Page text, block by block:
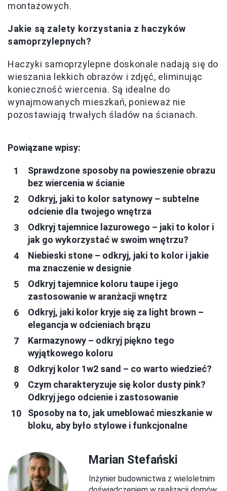
montażowych.
Jakie są zalety korzystania z haczyków
samoprzylepnych?
Haczyki samoprzylepne doskonale nadają się do
wieszania lekkich obrazów i zdjęć, eliminując
konieczność wiercenia. Są idealne do
wynajmowanych mieszkań, ponieważ nie
pozostawiają trwałych śladów na ścianach.
Powiązane wpisy:
Sprawdzone sposoby na powieszenie obrazu
bez wiercenia w ścianie
Odkryj, jaki to kolor satynowy – subtelne
odcienie dla twojego wnętrza
Odkryj tajemnice lazurowego – jaki to kolor i
jak go wykorzystać w swoim wnętrzu?
Niebieski stone – odkryj, jaki to kolor i jakie
ma znaczenie w designie
Odkryj tajemnice koloru taupe i jego
zastosowanie w aranżacji wnętrz
Odkryj, jaki kolor kryje się za light brown –
elegancja w odcieniach brązu
Karmazynowy – odkryj piękno tego
wyjątkowego koloru
Odkryj kolor 1w2 sand – co warto wiedzieć?
Czym charakteryzuje się kolor dusty pink?
Odkryj jego odcienie i zastosowanie
Sposoby na to, jak umeblować mieszkanie w
bloku, aby było stylowe i funkcjonalne
Marian Stefański
Inżynier budownictwa z wieloletnim